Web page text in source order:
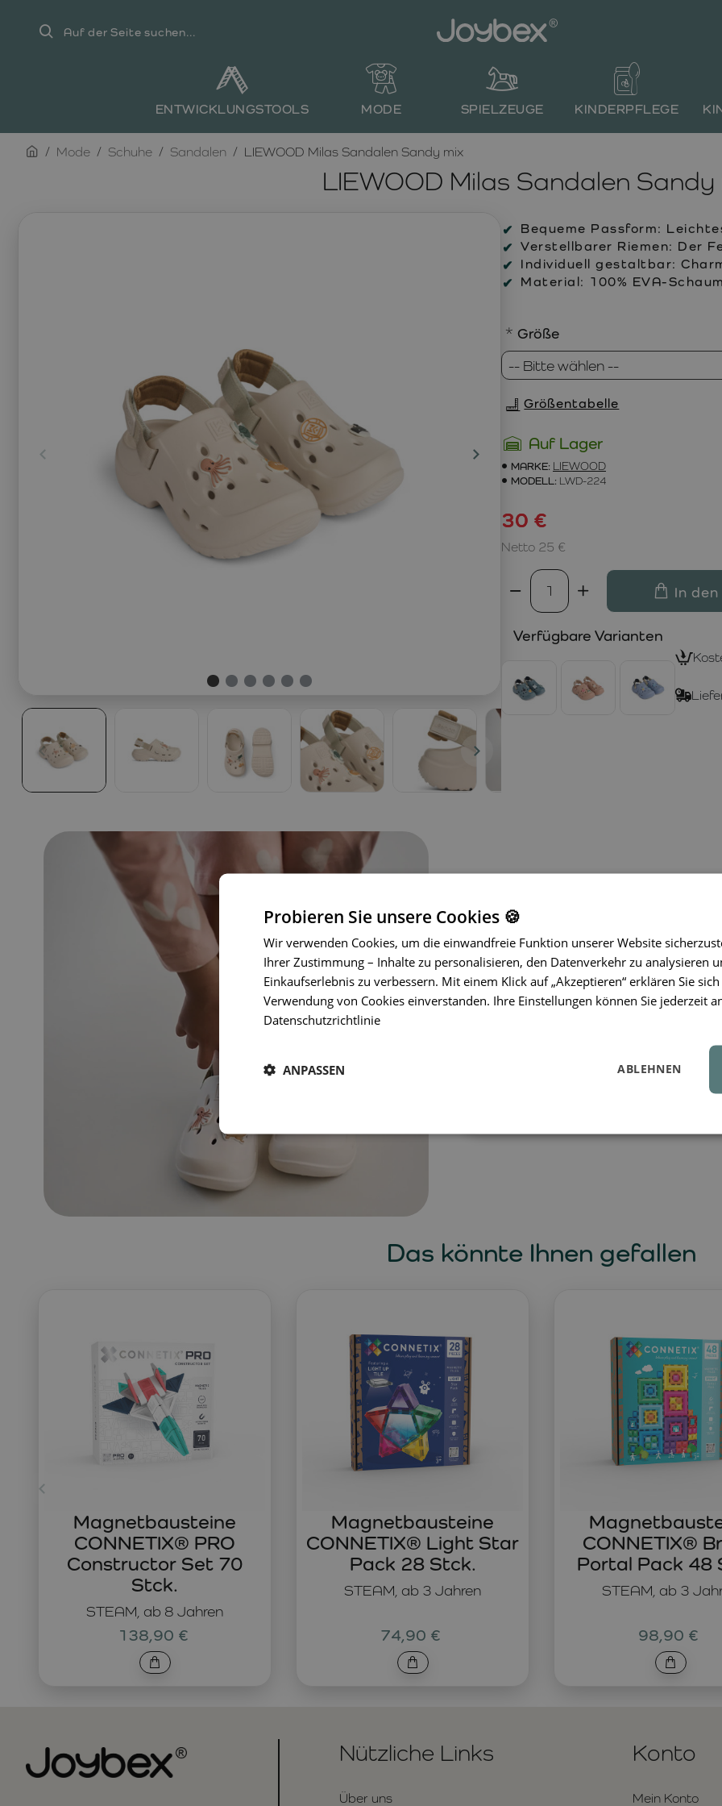
Auf
ENTWICKLUNGSTOOLS MODE SPIELZEUGE KINDERPFLEGE
LIEWOOD Milas Sandalen Sandy
homeMode Schuhe Sandalen LIEWOOD Milas Sandalen Sandy mix
Bequeme Passform:
Verstellbarer Riemen: Der
Individuell gestaltbar:
Material: 100% EVA-
Auf Lager
MARKE: LIEWOOD
MODELL: LWD-224
30 €
Netto 25 €
Größe
In
Größentabelle
Verfügbare Varianten
DieLIEWOODMilas Sandalen sind
leichtes und bequemes Designmit
gleichermaßen schätzen. Die
Spielen, während
sorgen. Der verstellbare
gute Passform ohne Druckstellen.
fröhlichen
Das könnte Ihnen gefallen
STEAM, ab 8 Jahren
Magnetbausteine
CONNETIX® PRO
Constructor Set 70
Stck.
138,90 €
STEAM, ab 3 Jahren
Magnetbausteine
CONNETIX® Light Star
Pack 28 Stck.
74,90 €
STEAM, ab 3
CONNETIX®
Portal Pack 48
98,90 €
Nützliche Links
Über uns
Konto
Mein Konto
Probieren Sie unsere Cookies 🍪
Wir verwenden Cookies, um die einwandfreie Funktion unserer Website
Ihrer Zustimmung – Inhalte zu personalisieren, den Datenverkehr zu analysieren
Einkaufserlebnis zu verbessern. Mit einem Klick auf „Akzeptieren“ erklären Sie
Verwendung von Cookies einverstanden. Ihre Einstellungen können Sie jederzeit
Datenschutzrichtlinie
ABLEHNEN
ANPASSEN